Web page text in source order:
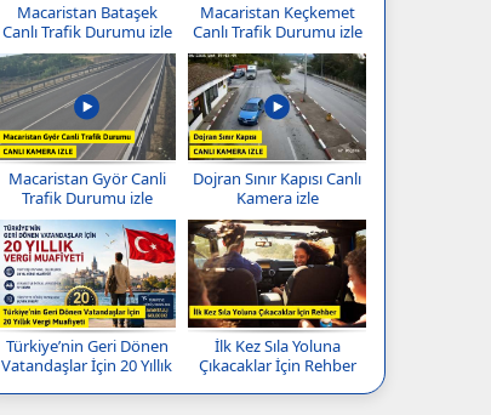
Macaristan Bataşek
Canlı Trafik Durumu izle
Macaristan Keçkemet
Canlı Trafik Durumu izle
Macaristan Györ Canli
Trafik Durumu izle
Dojran Sınır Kapısı Canlı
Kamera izle
Türkiye’nin Geri Dönen
Vatandaşlar İçin 20 Yıllık
İlk Kez Sıla Yoluna
Çıkacaklar İçin Rehber